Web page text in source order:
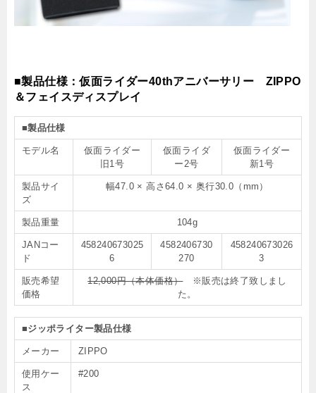
■製品仕様：仮面ライダー40thアニバーサリー ZIPPO
＆フェイスディスプレイ
■製品仕様
モデル名
仮面ライダー
旧1号
仮面ライダ
ー2号
仮面ライダー
新1号
製品サイ
ズ
幅47.0 × 高さ64.0 × 奥行30.0（mm）
製品重量 104g
JANコー
ド
458240673025
6
4582406730
270
458240673026
3
販売希望
価格
12,000円（本体価格）※販売は終了致しまし
た。
■ジッポライター製品仕様
メーカー ZIPPO
使用ケー
ス
#200